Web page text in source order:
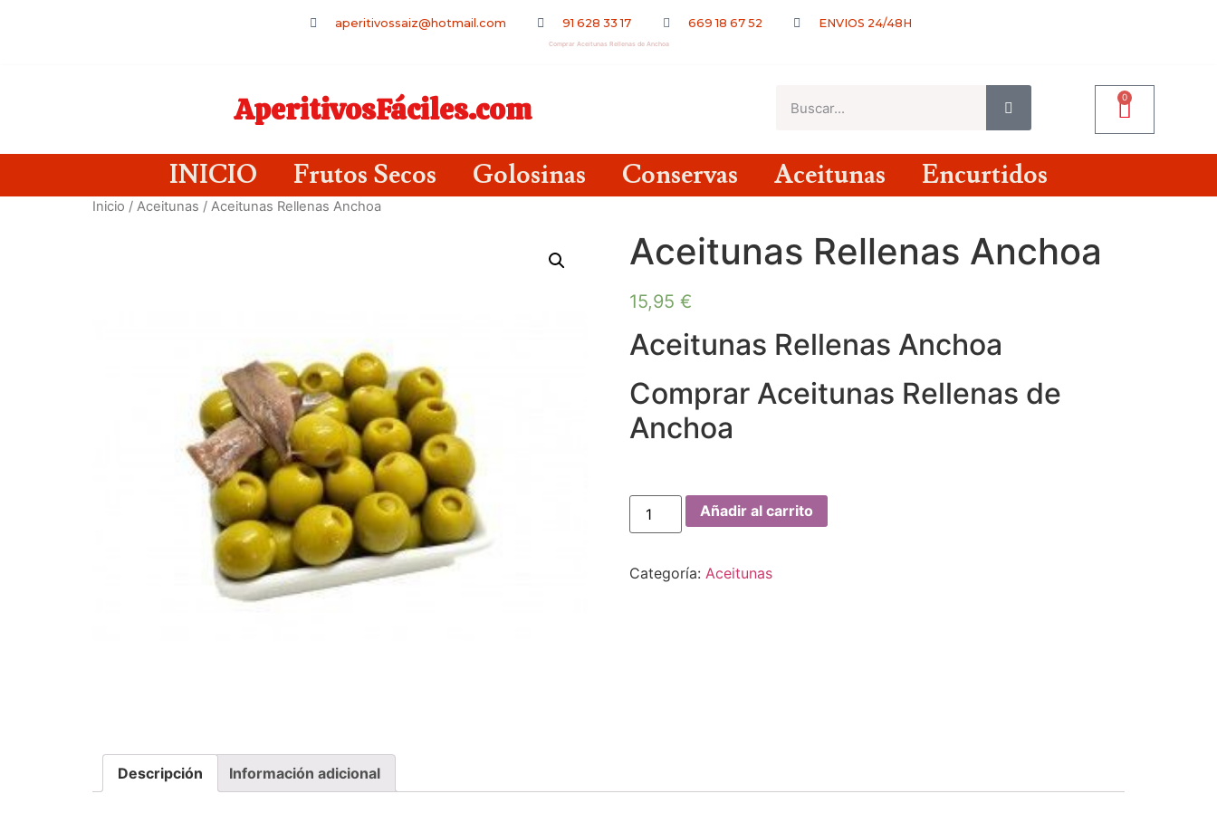
aperitivossaiz@hotmail.com 91 628 33 17 669 18 67 52 ENVIOS 24/48H
Comprar Aceitunas Rellenas de Anchoa
AperitivosFáciles.com 0
INICIO Frutos Secos Golosinas Conservas Aceitunas Encurtidos
Inicio / Aceitunas / Aceitunas Rellenas Anchoa
Aceitunas Rellenas Anchoa
15,95 €
Aceitunas Rellenas Anchoa
Comprar Aceitunas Rellenas de
Anchoa
Añadir al carrito
Categoría: Aceitunas
Descripción Información adicional